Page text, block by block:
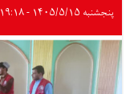
پنجشنبه ۱۴۰۵/۵/۱۵ - ۱۹:۱۸